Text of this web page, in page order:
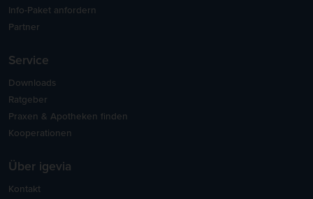
Info-Paket anfordern
Partner
Service
Downloads
Ratgeber
Praxen & Apotheken finden
Kooperationen
Über igevia
Kontakt